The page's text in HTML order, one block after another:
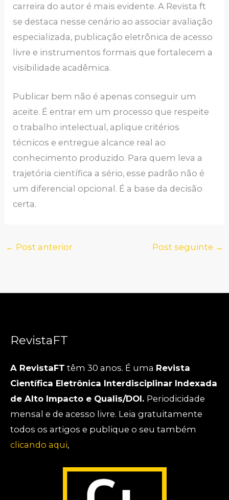
carreira do autor é mais evidente. A Revista ft
se destaca nesse cenário ao associar avaliação
especializada, publicação eletrônica de acesso
livre e instrumentos formais que fortalecem a
visibilidade acadêmica.
Publicar bem não é apenas conseguir um
aceite. É entrar em um processo que respeite
o trabalho intelectual, aplique critérios
técnicos e entregue alcance real ao
conhecimento produzido. Para quem leva a
trajetória científica a sério, esse padrão não é
um diferencial opcional. É a base da decisão
certa.
← Post anterior Post seguinte →
RevistaFT
A RevistaFT têm 30 anos. É uma Revista
Científica Eletrônica Interdisciplinar Indexada
de Alto Impacto e Qualis/DOI. Periodicidade
mensal e de acesso livre. Leia gratuitamente
todos os artigos e publique o seu também
clicando aqui,